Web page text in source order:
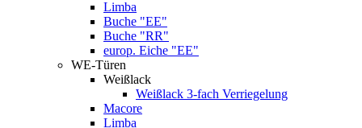
Limba
Buche "EE"
Buche "RR"
europ. Eiche "EE"
WE-Türen
Weißlack
Weißlack 3-fach Verriegelung
Macore
Limba